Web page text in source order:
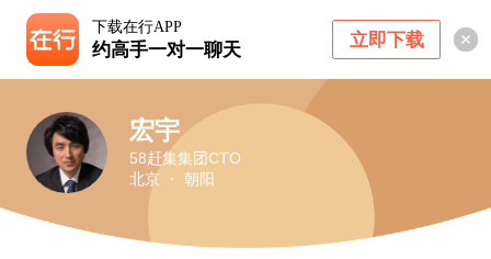
下载在行APP
约高手一对一聊天 立即下载
宏宇
58赶集集团CTO
北京 ・ 朝阳